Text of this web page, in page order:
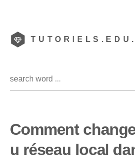
Comment
u réseau local